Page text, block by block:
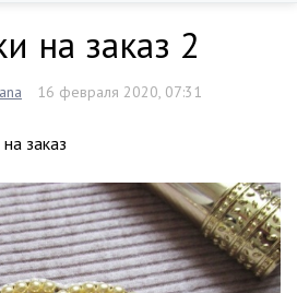
на заказ 2
16 февраля 2020, 07:31
заказ